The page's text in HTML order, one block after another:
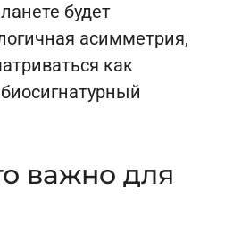
будет
асимметрия,
как
важно для